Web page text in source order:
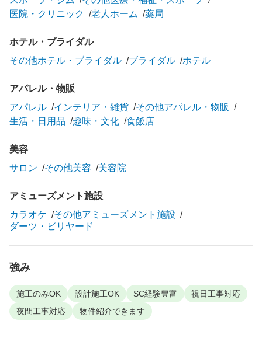
医院・クリニック
老人ホーム 薬局
ホテル・ブライダル
その他ホテル・ブライダル
ブライダル ホテル
アパレル・物販
アパレル
インテリア・雑貨
その他アパレル・物販
生活・日用品
趣味・文化 食飯店
美容
サロン
その他美容 美容院
アミューズメント施設
カラオケ
その他アミューズメント施設
ダーツ・ビリヤード
強み
施工のみOK 設計施工OK SC経験豊富
祝日工事対応
夜間工事対応
物件紹介できます